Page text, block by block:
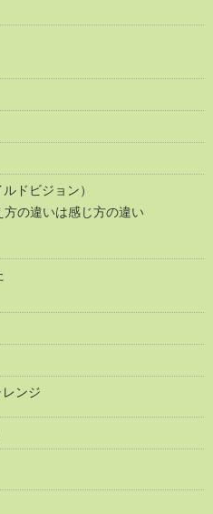
ドビジョン）
の違いは感じ方の違い
ンジ